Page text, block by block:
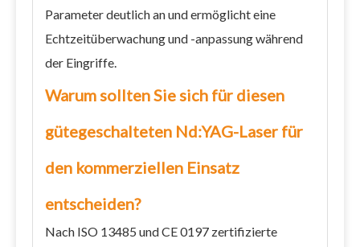
Parameter deutlich an und ermöglicht eine
Echtzeitüberwachung und -anpassung während
der Eingriffe.
Warum sollten Sie sich für diesen
gütegeschalteten Nd:YAG-Laser für
den kommerziellen Einsatz
entscheiden?
Nach ISO 13485 und CE 0197 zertifizierte